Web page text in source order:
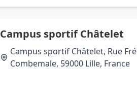
Campus sportif Châtelet
Campus sportif Châtelet, Rue
Combemale, 59000 Lille, France